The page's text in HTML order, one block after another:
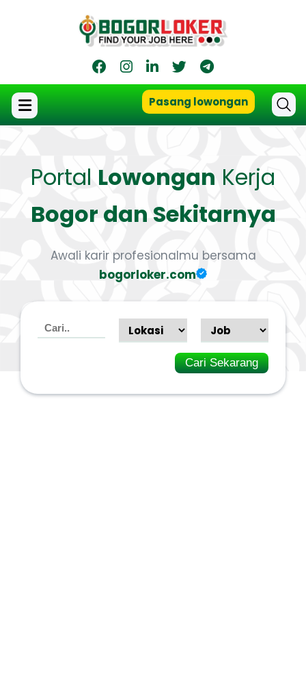
Pasang lowongan
Portal Lowongan Kerja
Bogor dan Sekitarnya
Awali karir profesionalmu bersama
bogorloker.com
Cari Sekarang